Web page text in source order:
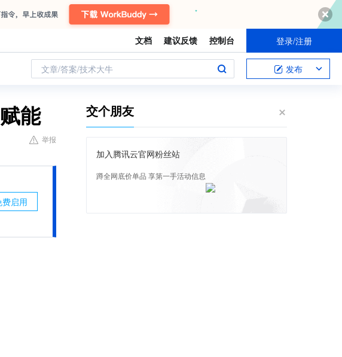
文档 建议反馈 控制台 登录/注册
文章/答案/技术大牛 发布
能
举报
费启用
交个朋友
加入腾讯云官网粉丝站
蹲全网底价单品 享第一手活动信息